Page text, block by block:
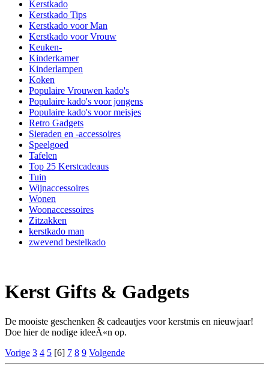
Kerstkado
Kerstkado Tips
Kerstkado voor Man
Kerstkado voor Vrouw
Keuken-
Kinderkamer
Kinderlampen
Koken
Populaire Vrouwen kado's
Populaire kado's voor jongens
Populaire kado's voor meisjes
Retro Gadgets
Sieraden en -accessoires
Speelgoed
Tafelen
Top 25 Kerstcadeaus
Tuin
Wijnaccessoires
Wonen
Woonaccessoires
Zitzakken
kerstkado man
zwevend bestelkado
Kerst Gifts & Gadgets
De mooiste geschenken & cadeautjes voor kerstmis en nieuwjaar!
Doe hier de nodige ideeÃ«n op.
Vorige 3 4 5 [6] 7 8 9 Volgende